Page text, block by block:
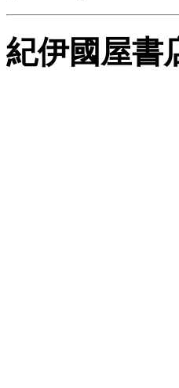
紀伊國屋書